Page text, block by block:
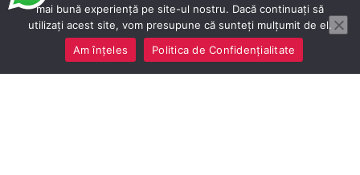
Copyright 2025 ©
Handmadebyroxy.ro toate
mai bună experiență pe site-ul nostru. Dacă continuați să
utilizați acest site, vom presupune că sunteți mulțumit de el.
Am înțeles
Politica de Confidențialitate